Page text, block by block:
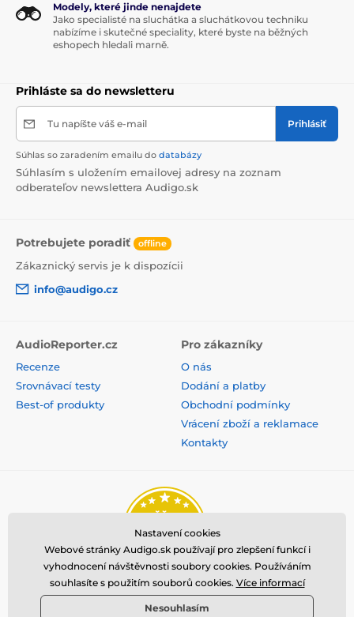
Modely, které jinde nenajdete
Jako specialisté na sluchátka a sluchátkovou techniku
nabízíme i skutečné speciality, které byste na běžných
eshopech hledali marně.
Prihláste sa do newsletteru
Tu napíšte váš e-mail Prihlásiť
Súhlas so zaradením emailu do databázy
Súhlasím s uložením emailovej adresy na zoznam
odberateľov newslettera Audigo.sk
Potrebujete poradiť offline
Zákaznický servis je k dispozícii
info@audigo.cz
AudioReporter.cz
Recenze
Srovnávací testy
Best-of produkty
Pro zákazníky
O nás
Dodání a platby
Obchodní podmínky
Vrácení zboží a reklamace
Kontakty
Nastavení cookies
Webové stránky Audigo.sk používají pro zlepšení funkcí i
vyhodnocení návštěvnosti soubory cookies. Používáním
souhlasíte s použitím souborů cookies. Více informací
Nesouhlasím